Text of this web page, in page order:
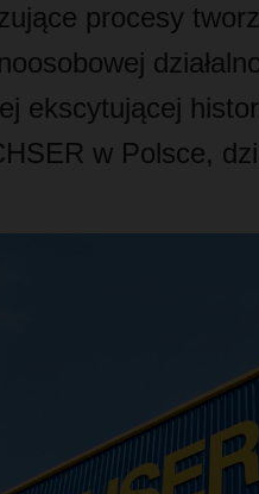
procesy
ekscytującej
w Polsce,